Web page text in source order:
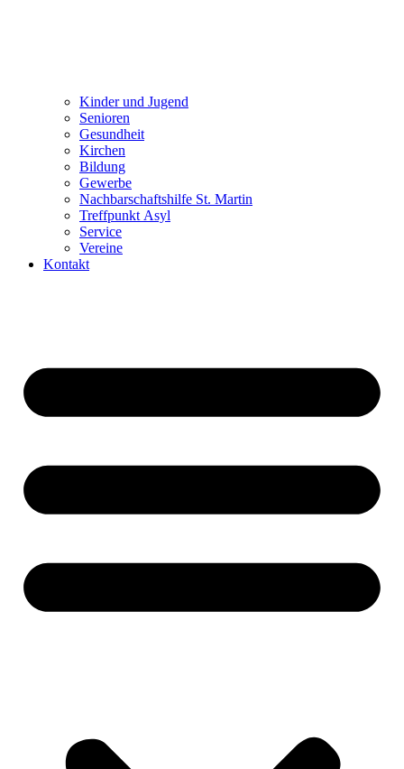
Kinder und Jugend
Senioren
Gesundheit
Kirchen
Bildung
Gewerbe
Nachbarschaftshilfe St. Martin
Treffpunkt Asyl
Service
Vereine
Kontakt